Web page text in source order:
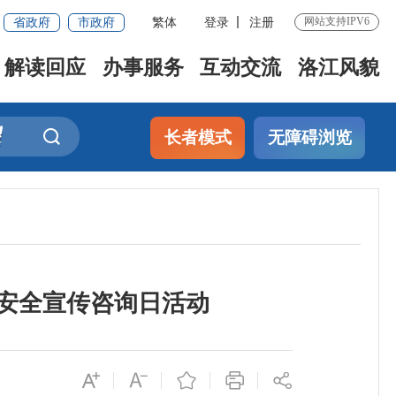
省政府 市政府 繁体 登录 注册 网站支持IPV6
解读回应 办事服务 互动交流 洛江风貌
长者模式 无障碍浏览
全宣传咨询日活动